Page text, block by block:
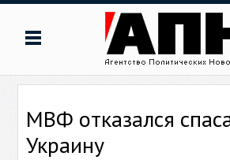
МВФ отказался
Украину